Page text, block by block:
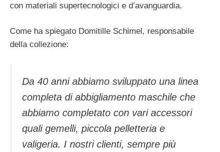
con materiali supertecnologici e d’avanguardia.
Come ha spiegato Domitille Schimel, responsabile
della collezione:
Da 40 anni abbiamo sviluppato una linea
completa di abbigliamento maschile che
abbiamo completato con vari accessori
quali gemelli, piccola pelletteria e
valigeria. I nostri clienti, sempre più